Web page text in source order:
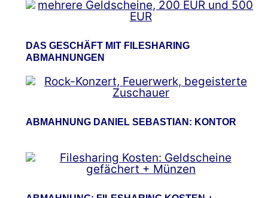
DAS GESCHÄFT MIT FILESHARING
ABMAHNUNGEN
ABMAHNUNG DANIEL SEBASTIAN: KONTOR